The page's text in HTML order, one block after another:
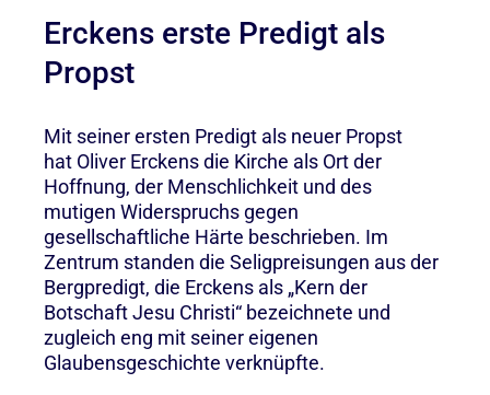
Erckens erste Predigt als
Propst
Mit seiner ersten Predigt als neuer Propst
hat Oliver Erckens die Kirche als Ort der
Hoffnung, der Menschlichkeit und des
mutigen Widerspruchs gegen
gesellschaftliche Härte beschrieben. Im
Zentrum standen die Seligpreisungen aus der
Bergpredigt, die Erckens als „Kern der
Botschaft Jesu Christi“ bezeichnete und
zugleich eng mit seiner eigenen
Glaubensgeschichte verknüpfte.